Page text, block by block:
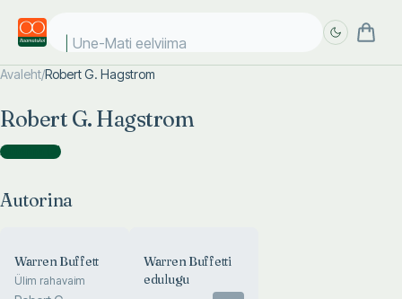
Une-Mati eelviimas
Avaleht/Robert G. Hagstrom
Robert G. Hagstrom
Autorina )
Autorina
Warren Buffett
Ülim rahavaim
Warren Buffetti
edulugu